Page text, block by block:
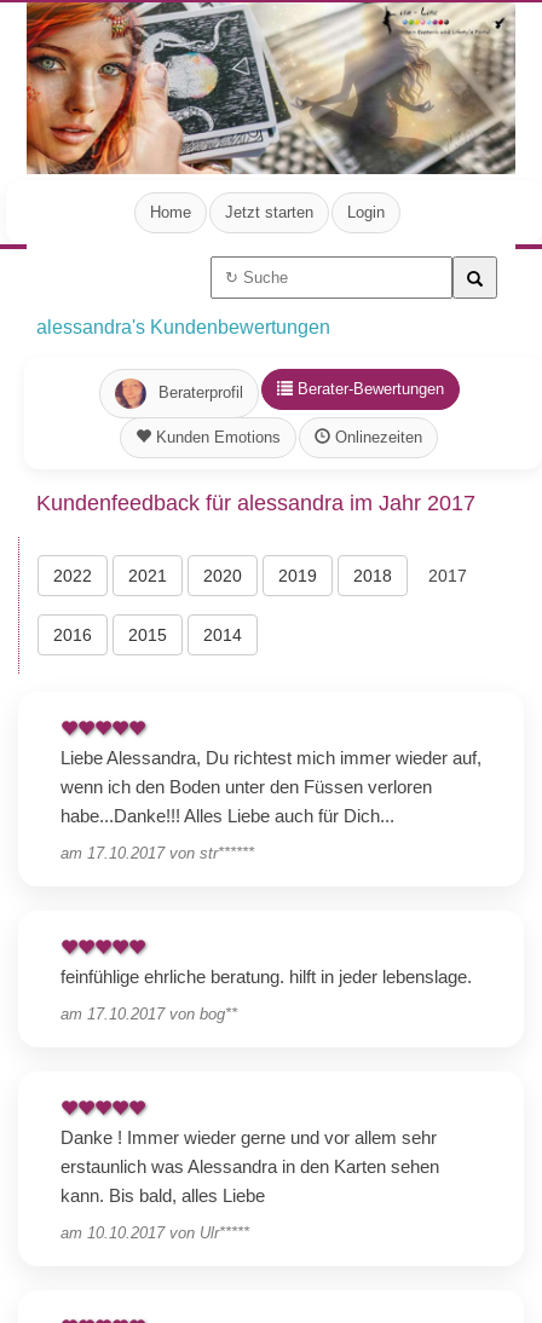
Home Jetzt starten Login
alessandra's Kundenbewertungen
Beraterprofil Berater-Bewertungen
Kunden Emotions Onlinezeiten
Kundenfeedback für alessandra im Jahr 2017
2022 2021 2020 2019 2018 2017
2016 2015 2014
Liebe Alessandra, Du richtest mich immer wieder auf,
wenn ich den Boden unter den Füssen verloren
habe...Danke!!! Alles Liebe auch für Dich...
am 17.10.2017 von str******
feinfühlige ehrliche beratung. hilft in jeder lebenslage.
am 17.10.2017 von bog**
Danke ! Immer wieder gerne und vor allem sehr
erstaunlich was Alessandra in den Karten sehen
kann. Bis bald, alles Liebe
am 10.10.2017 von Ulr*****